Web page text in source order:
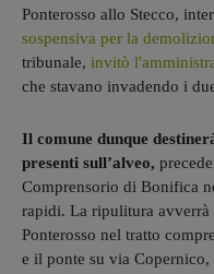
Ponterosso allo Stecco,
sospensiva per la
tribunale, invitò
che stavano invadendo i
Il comune dunque
presenti sull’alveo,
Comprensorio di Bonifica
rapidi. La ripulitura avverrà
Ponterosso nel tratto
e il ponte su via